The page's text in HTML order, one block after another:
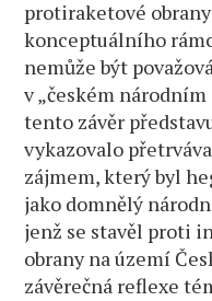
protiraketové
konceptuálního
nemůže být
v „českém
tento závěr
vykazovalo
zájmem, který byl
jako domnělý
jenž se stavěl proti
obrany na území
závěrečná reflexe